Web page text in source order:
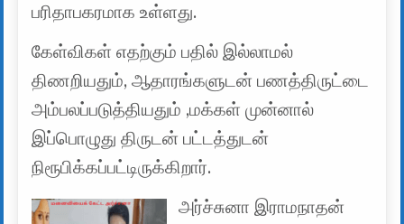
பரிதாபகரமாக உள்ளது.
கேள்விகள் எதற்கும் பதில் இல்லாமல்
திணறியதும், ஆதாரங்களுடன் பணத்திருட்டை
அம்பலப்படுத்தியதும் ,மக்கள் முன்னால்
இப்பொழுது திருடன் பட்டத்துடன்
நிரூபிக்கப்பட்டிருக்கிறார்.
அர்ச்சுனா இராமநாதன்